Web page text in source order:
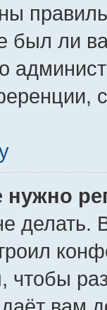
был ли
делать.
чтобы